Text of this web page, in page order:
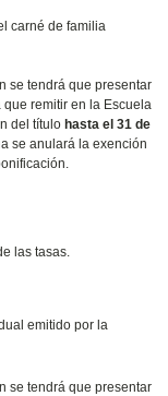
carné de familia
se tendrá que presentar
remitir en la Escuela
del título hasta el 31 de
se anulará la exención
las tasas.
emitido por la
se tendrá que presentar